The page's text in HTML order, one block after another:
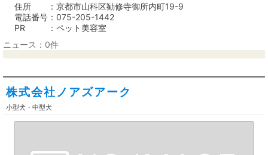
住所
京都市山科区勧修寺御所内町19-9
電話番号
075-205-1442
PR
ペット美容室
ニュース：0件
株式会社ノアズアーク
小型犬・中型犬